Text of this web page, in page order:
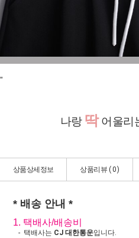
"
나랑 딱어울리
상품상세정보 상품리뷰 ( 0)
* 배송 안내 *
1. 택배사/배송비
- 택배사는 CJ 대한통운입니다.